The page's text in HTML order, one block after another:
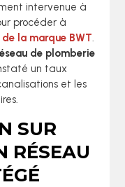
intervenue à
procéder à
la marque BWT.
de plomberie
un taux
et les
SUR
RÉSEAU